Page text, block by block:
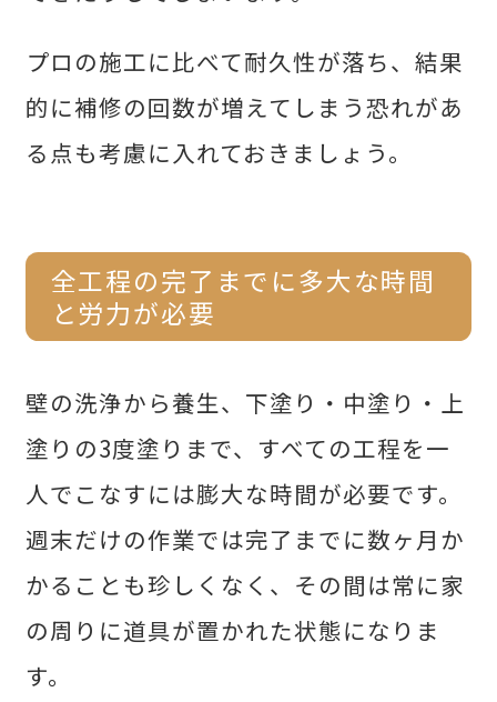
プロの施工に比べて耐久性が落ち、結果
的に補修の回数が増えてしまう恐れがあ
る点も考慮に入れておきましょう。
全工程の完了までに多大な時間
と労力が必要
壁の洗浄から養生、下塗り・中塗り・上
塗りの3度塗りまで、すべての工程を一
人でこなすには膨大な時間が必要です。
週末だけの作業では完了までに数ヶ月か
かることも珍しくなく、その間は常に家
の周りに道具が置かれた状態になりま
す。